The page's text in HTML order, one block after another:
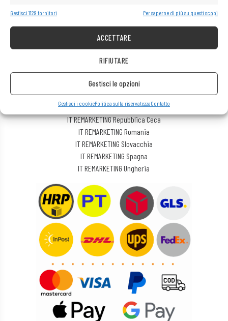
Gestisci 1129 fornitori Per saperne di più su questi scopi
ACCETTARE
RIFIUTARE
Gestisci le opzioni
Gestisci i cookiePolitica sulla riservatezzaContatto
Reclamo sull’attrezzatura acquistata
IT REMARKETING
IT REMARKETING Austria/Germania
IT REMARKETING International
IT REMARKETING Lettonia
IT REMARKETING Lituania
IT REMARKETING Polonia
IT REMARKETING Repubblica Ceca
IT REMARKETING Romania
IT REMARKETING Slovacchia
IT REMARKETING Spagna
IT REMARKETING Ungheria